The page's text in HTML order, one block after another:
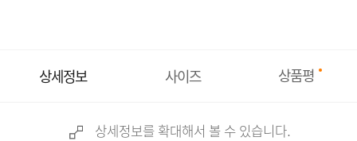
상세정보 사이즈 상품평
상세정보를 확대해서 볼 수 있습니다.